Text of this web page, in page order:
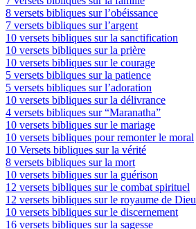
8 versets bibliques sur l’obéissance
7 versets bibliques sur l’argent
10 versets bibliques sur la sanctification
10 versets bibliques sur la prière
10 versets bibliques sur le courage
5 versets bibliques sur la patience
5 versets bibliques sur l’adoration
10 versets bibliques sur la délivrance
4 versets bibliques sur “Maranatha”
10 versets bibliques sur le mariage
10 versets bibliques pour remonter le moral
10 Versets bibliques sur la vérité
8 versets bibliques sur la mort
10 versets bibliques sur la guérison
12 versets bibliques sur le combat spirituel
12 versets bibliques sur le royaume de Dieu
10 versets bibliques sur le discernement
16 versets bibliques sur la sagesse